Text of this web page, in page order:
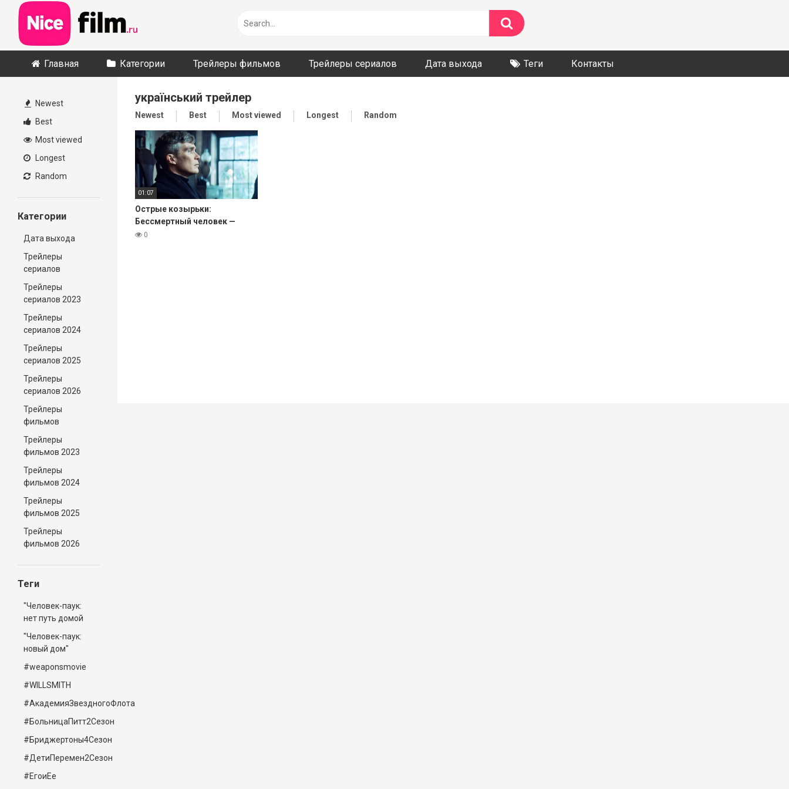
content
Главная Категории Трейлеры фильмов Трейлеры сериалов Дата выхода Теги Контакты
Newest
Best
Most viewed
Longest
Random
Категории
Дата выхода
Трейлеры
сериалов
Трейлеры
сериалов 2023
Трейлеры
сериалов 2024
Трейлеры
сериалов 2025
Трейлеры
сериалов 2026
Трейлеры
фильмов
Трейлеры
фильмов 2023
Трейлеры
фильмов 2024
Трейлеры
фильмов 2025
Трейлеры
фильмов 2026
Теги
"Человек-паук:
нет путь домой
"Человек-паук:
новый дом"
#weaponsmovie
#WILLSMITH
#АкадемияЗвездногоФлота
#БольницаПитт2Сезон
#Бриджертоны4Сезон
#ДетиПеремен2Сезон
#ЕгоиЕе
український трейлер
Newest Best Most viewed Longest Random
01:07
Острые козырьки:
Бессмертный человек —
Русский тизер-трейлер
0